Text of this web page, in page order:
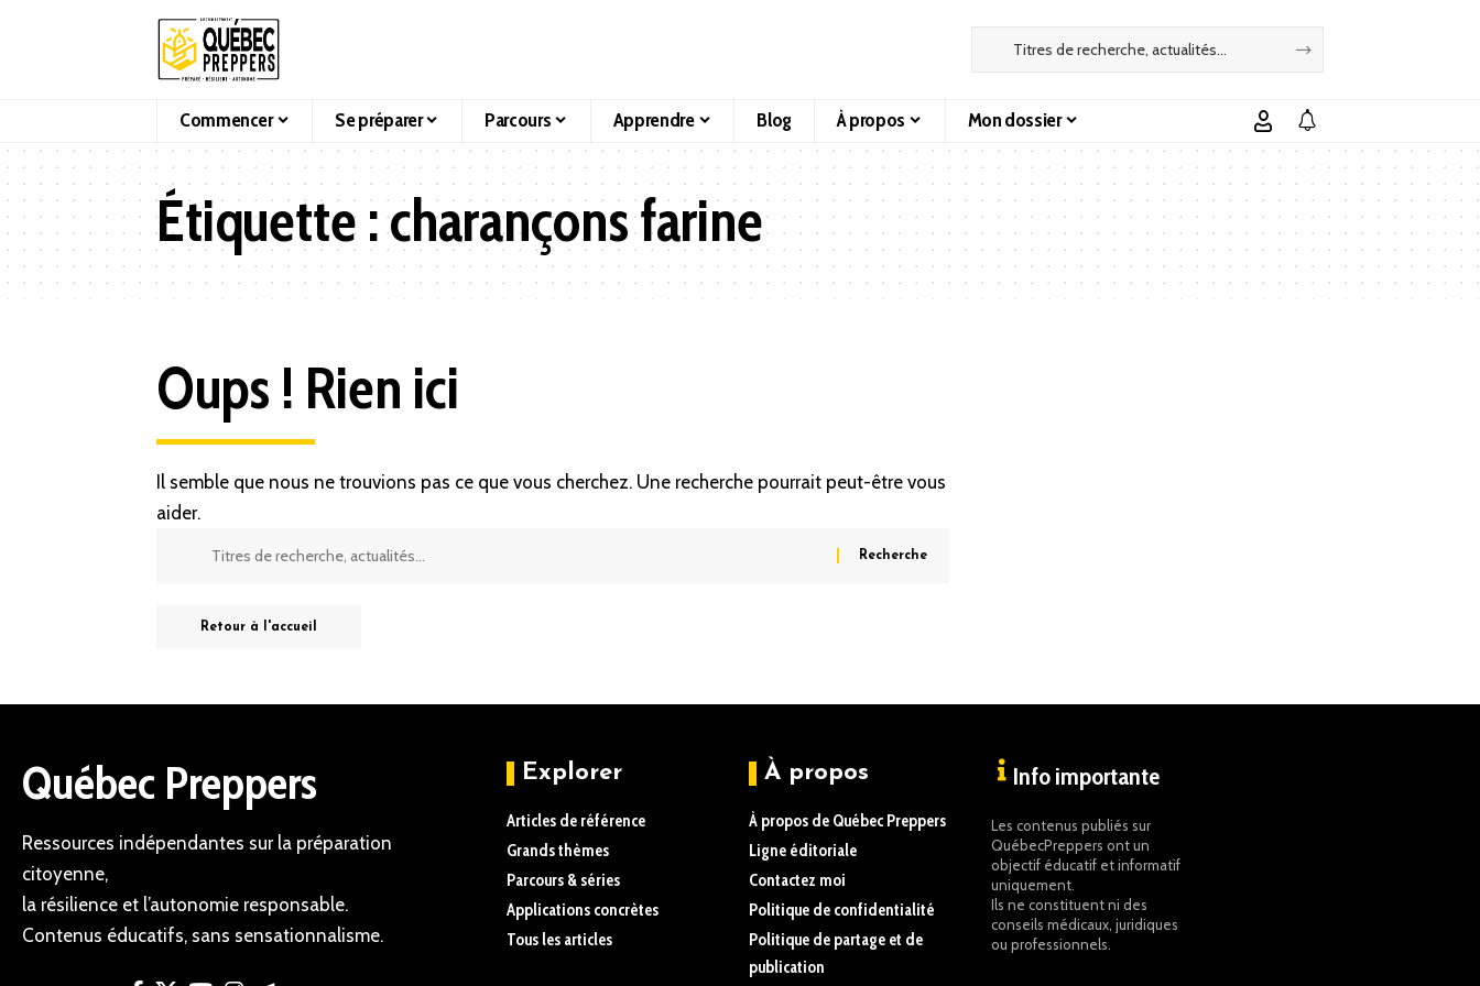
Commencer Se préparer Parcours Apprendre Blog À propos Mon dossier
Étiquette :charançons farine
Oups ! Rien ici
Il semble que nous ne trouvions pas ce que vous cherchez. Une recherche pourrait peut-être vous
aider.
Retour à l'accueil
Québec Preppers
Ressources indépendantes sur la préparation
citoyenne,
la résilience et l’autonomie responsable.
Contenus éducatifs, sans sensationnalisme.
Explorer
Articles de référence
Grands thèmes
Parcours & séries
Applications concrètes
Tous les articles
À propos
À propos de Québec Preppers
Ligne éditoriale
Contactez moi
Politique de confidentialité
Politique de partage et de
publication
Info importante
Les contenus publiés sur
QuébecPreppers ont un
objectif éducatif et informatif
uniquement.
Ils ne constituent ni des
conseils médicaux, juridiques
ou professionnels.